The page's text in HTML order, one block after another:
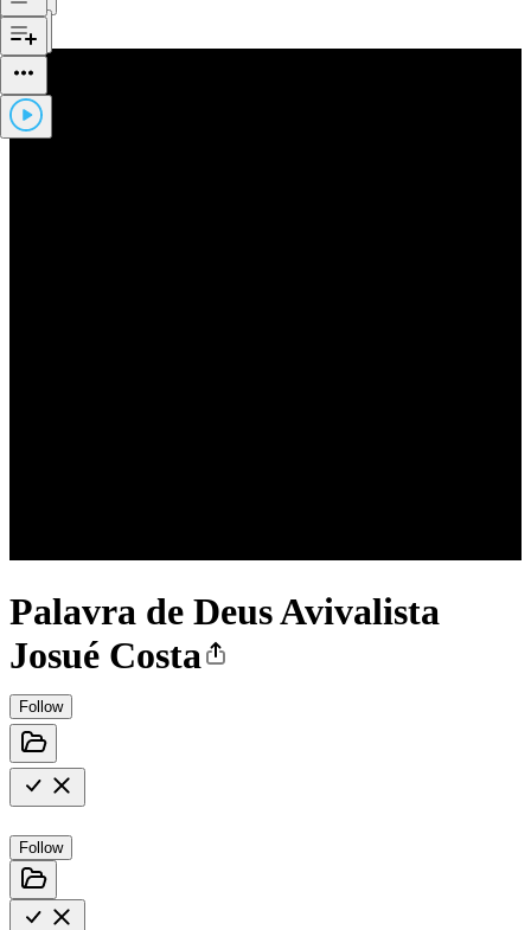
Palavra de Deus Avivalista
Josué Costa
Follow
Follow